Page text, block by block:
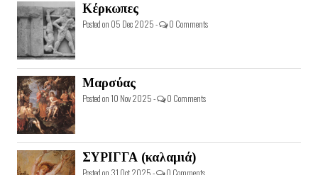
Κέρκωπες
Posted on 05 Dec 2025 - 0 Comments
Μαρσύας
Posted on 10 Nov 2025 - 0 Comments
ΣΥΡΙΓΓΑ (καλαμιά)
Posted on 31 Oct 2025 - 0 Comments